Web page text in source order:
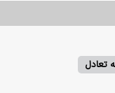
تعادل